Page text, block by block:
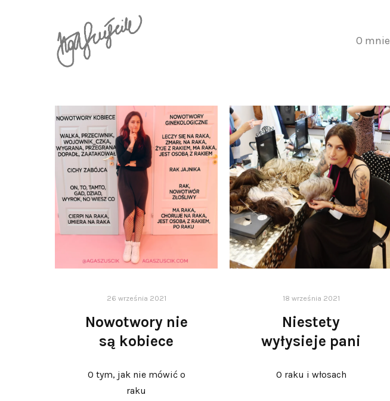
O mnie
26 września 2021
Nowotwory nie
są kobiece
O tym, jak nie mówić o
raku
18 września 2021
Niestety
wyłysieje pani
O raku i włosach